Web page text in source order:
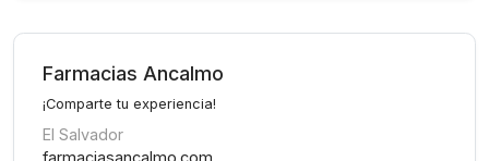
Farmacias Ancalmo
¡Comparte tu experiencia!
El Salvador
farmaciasancalmo.com